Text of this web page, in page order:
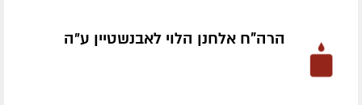
הרה"ח אלחנן הלוי לאבנשטיין ע״ה